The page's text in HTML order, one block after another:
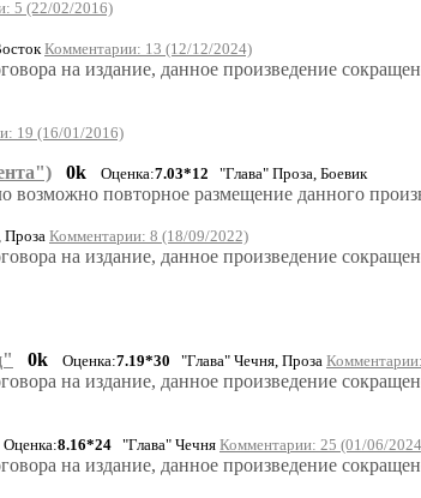
5 (22/02/2016)
Комментарии: 13 (12/12/2024)
на издание, данное произведение
19 (16/01/2016)
0k Оценка:7.03*12 "Глава" Проза, Боевик
возможно повторное размещение данного
Проза Комментарии: 8 (18/09/2022)
на издание, данное произведение
0k Оценка:7.19*30 "Глава" Чечня, Проза
на издание, данное произведение
Оценка:8.16*24 "Глава" Чечня Комментарии: 25 (01/06/
на издание, данное произведение